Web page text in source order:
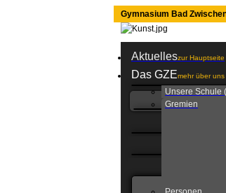
Gymnasium Bad
Aktuelleszur Hauptseite
Das GZEmehr über uns
Unsere Schule
Gremien